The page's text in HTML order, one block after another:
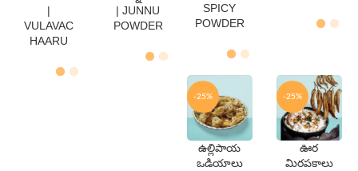
QTY
250
Gms
500
|
VULAVAC
HAARU
QTY
Gms
Gms
| JUNNU
POWDER
SPICY
POWDER
-25%
QTY
ఉల్లిపాయ
ఒడియాలు
-25%
QTY
ఊర
మిరపకాలు